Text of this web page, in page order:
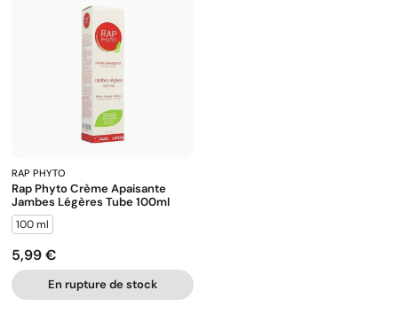
RAP PHYTO
Rap Phyto Crème Apaisante
Jambes Légères Tube 100ml
100 ml
Prix
5,99 €
En rupture de stock